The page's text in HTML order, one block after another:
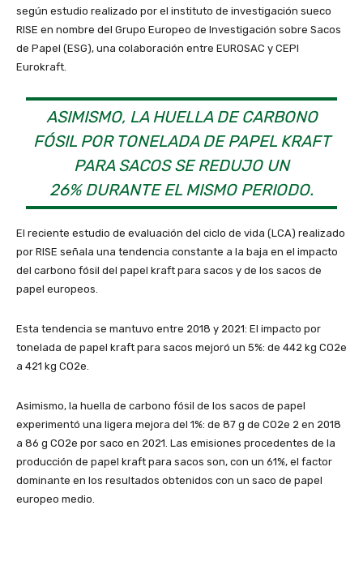
según estudio realizado por el instituto de investigación sueco
RISE en nombre del Grupo Europeo de Investigación sobre Sacos
de Papel (ESG), una colaboración entre EUROSAC y CEPI
Eurokraft.
ASIMISMO, LA HUELLA DE CARBONO
FÓSIL POR TONELADA DE PAPEL KRAFT
PARA SACOS SE REDUJO UN
26% DURANTE EL MISMO PERIODO.
El reciente estudio de evaluación del ciclo de vida (LCA) realizado
por RISE señala una tendencia constante a la baja en el impacto
del carbono fósil del papel kraft para sacos y de los sacos de
papel europeos.
Esta tendencia se mantuvo entre 2018 y 2021: El impacto por
tonelada de papel kraft para sacos mejoró un 5%: de 442 kg CO2e
a 421 kg CO2e.
Asimismo, la huella de carbono fósil de los sacos de papel
experimentó una ligera mejora del 1%: de 87 g de CO2e 2 en 2018
a 86 g CO2e por saco en 2021. Las emisiones procedentes de la
producción de papel kraft para sacos son, con un 61%, el factor
dominante en los resultados obtenidos con un saco de papel
europeo medio.